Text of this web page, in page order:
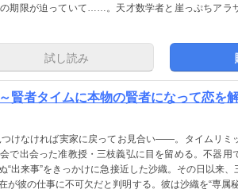
期限が迫っていて……。天才数学者と崖っぷちアラ
試し読み
賢者タイムに本物の賢者になって恋を
けなければ実家に戻ってお見合い――。タイムリミ
で出会った准教授・三枝義弘に目を留める。不器用
“出来事”をきっかけに急接近した沙織。その日以来
が彼の仕事に不可欠だと判明する。彼は沙織を“専属